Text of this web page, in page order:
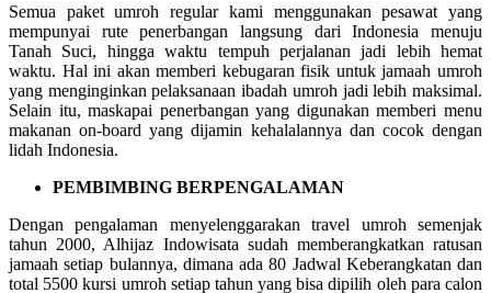
Semua paket umroh regular kami menggunakan pesawat yang
mempunyai rute penerbangan langsung dari Indonesia menuju
Tanah Suci, hingga waktu tempuh perjalanan jadi lebih hemat
waktu. Hal ini akan memberi kebugaran fisik untuk jamaah umroh
yang menginginkan pelaksanaan ibadah umroh jadi lebih maksimal.
Selain itu, maskapai penerbangan yang digunakan memberi menu
makanan on-board yang dijamin kehalalannya dan cocok dengan
lidah Indonesia.
PEMBIMBING BERPENGALAMAN
Dengan pengalaman menyelenggarakan travel umroh semenjak
tahun 2000, Alhijaz Indowisata sudah memberangkatkan ratusan
jamaah setiap bulannya, dimana ada 80 Jadwal Keberangkatan dan
total 5500 kursi umroh setiap tahun yang bisa dipilih oleh para calon